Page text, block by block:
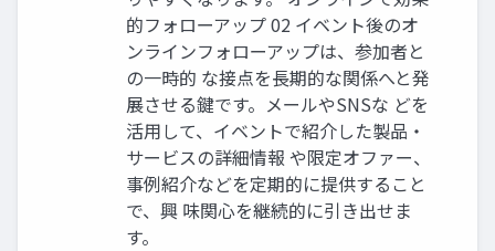
的フォローアップ 02 イベント後のオ
ンラインフォローアップは、参加者と
の一時的 な接点を長期的な関係へと発
展させる鍵です。メールやSNSな どを
活用して、イベントで紹介した製品・
サービスの詳細情報 や限定オファー、
事例紹介などを定期的に提供すること
で、興 味関心を継続的に引き出せま
す。